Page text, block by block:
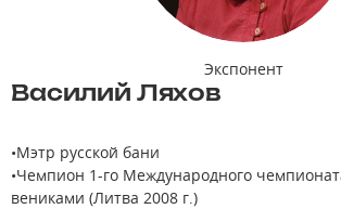
Экспонент
Василий Ляхов
•Мэтр русской бани
•Чемпион 1-го Международного
вениками (Литва 2008 г.)